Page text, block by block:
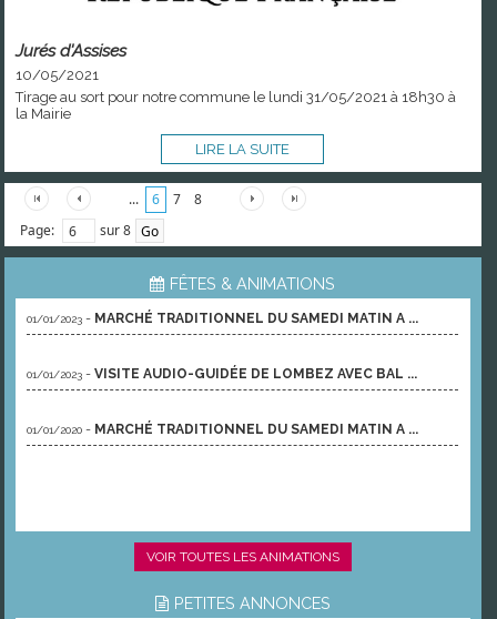
Jurés d'Assises
10/05/2021
Tirage au sort pour notre commune le lundi 31/05/2021 à 18h30 à
la Mairie
LIRE LA SUITE
... 6 7
8
Page:
sur 8
FÊTES & ANIMATIONS
01/01/2023 - MARCHÉ TRADITIONNEL DU SAMEDI MATIN A ...
01/01/2023 -VISITE AUDIO-GUIDÉE DE LOMBEZ AVEC BAL ...
01/01/2020 - MARCHÉ TRADITIONNEL DU SAMEDI MATIN A ...
VOIR TOUTES LES ANIMATIONS
PETITES ANNONCES